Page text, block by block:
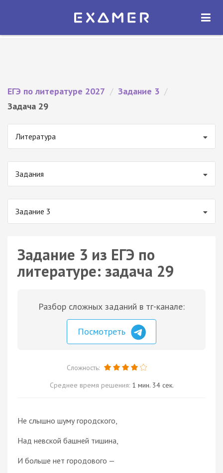
Экзамер — ЕГЭ 2027
ОТКРЫТЬ
ЕГЭ по литературе 2027 / Задание 3 /
Задача 29
Литература
Задания
Задание 3
Задание 3 из ЕГЭ по
литературе: задача 29
Разбор сложных заданий в тг-канале:
Посмотреть
Сложность:
Среднее время решения: 1 мин. 34 сек.
Не слышно шуму городского,
Над невской башней тишина,
И больше нет городового —